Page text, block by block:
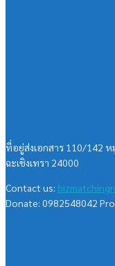
ที่อยู่ส่งเอกสาร 110/142 ห
ฉะเชิงเทรา 24000
Contact us:
Donate: 0982548042